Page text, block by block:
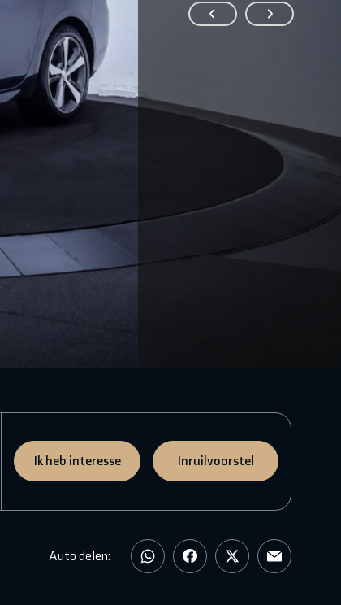
Ik heb interesse Inruilvoorstel
Auto delen: